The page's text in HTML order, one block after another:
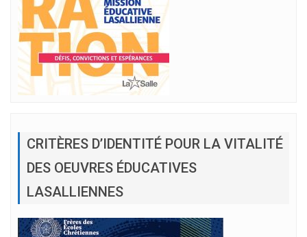
CRITÈRES D’IDENTITÉ POUR LA VITALITÉ
DES OEUVRES ÉDUCATIVES
LASALLIENNES